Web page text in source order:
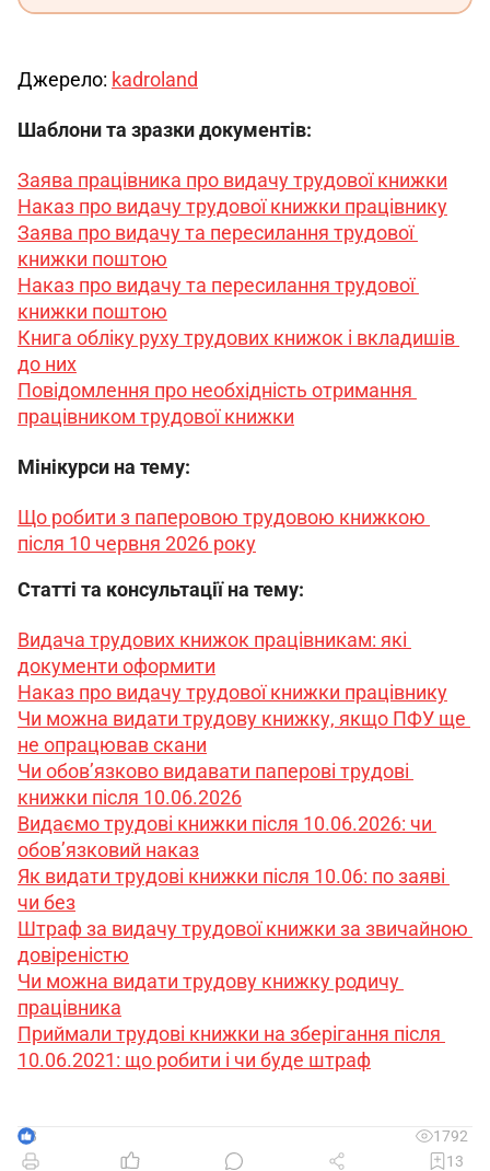
Джерело: kadroland
Шаблони та зразки документів:
Заява працівника про видачу трудової книжки
Наказ про видачу трудової книжки працівнику
Заява про видачу та пересилання трудової
книжки поштою
Наказ про видачу та пересилання трудової
книжки поштою
Книга обліку руху трудових книжок і вкладишів
до них
Повідомлення про необхідність отримання
працівником трудової книжки
Мінікурси на тему:
Що робити з паперовою трудовою книжкою
після 10 червня 2026 року
Статті та консультації на тему:
Видача трудових книжок працівникам: які
документи оформити
Наказ про видачу трудової книжки працівнику
Чи можна видати трудову книжку, якщо ПФУ ще
не опрацював скани
Чи обов’язково видавати паперові трудові
книжки після 10.06.2026
Видаємо трудові книжки після 10.06.2026: чи
обов’язковий наказ
Як видати трудові книжки після 10.06: по заяві
чи без
Штраф за видачу трудової книжки за звичайною
довіреністю
Чи можна видати трудову книжку родичу
працівника
Приймали трудові книжки на зберігання після
10.06.2021: що робити і чи буде штраф
8
1792
13